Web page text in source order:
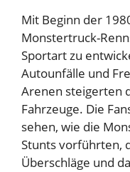
Mit Beginn der
Monstertruck-
Sportart zu
Autounfälle und
Arenen steigerten
Fahrzeuge. Die
sehen, wie die
Stunts vorführten,
Überschläge und